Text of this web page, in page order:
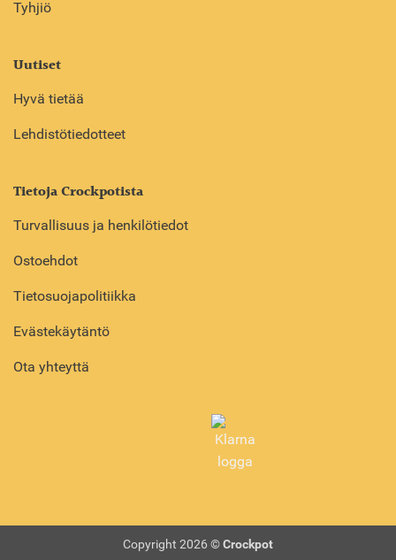
Tyhjiö
Uutiset
Hyvä tietää
Lehdistötiedotteet
Tietoja Crockpotista
Turvallisuus ja henkilötiedot
Ostoehdot
Tietosuojapolitiikka
Evästekäytäntö
Ota yhteyttä
Copyright 2026 ©Crockpot